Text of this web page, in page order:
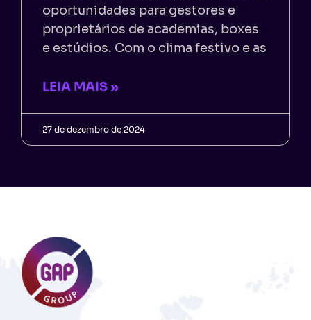
oportunidades para gestores e
proprietários de academias, boxes
e estúdios. Com o clima festivo e as
LEIA MAIS »
27 de dezembro de 2024